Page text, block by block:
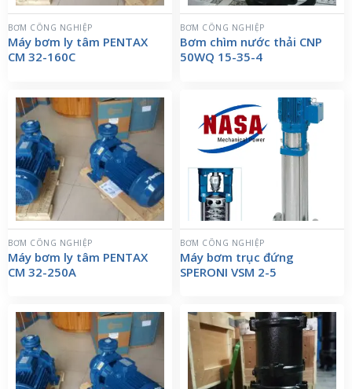
BƠM CÔNG NGHIỆP
Máy bơm ly tâm PENTAX
CM 32-160C
BƠM CÔNG NGHIỆP
Bơm chìm nước thải CNP
50WQ 15-35-4
BƠM CÔNG NGHIỆP
Máy bơm ly tâm PENTAX
CM 32-250A
BƠM CÔNG NGHIỆP
Máy bơm trục đứng
SPERONI VSM 2-5